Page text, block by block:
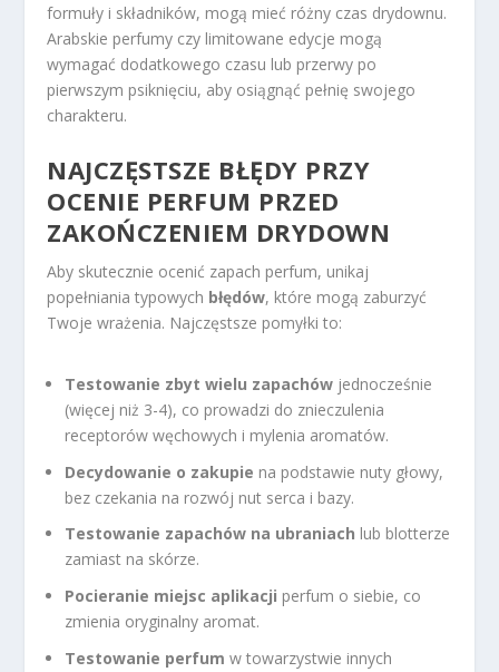
formuły i składników, mogą mieć różny czas drydownu.
Arabskie perfumy czy limitowane edycje mogą
wymagać dodatkowego czasu lub przerwy po
pierwszym psiknięciu, aby osiągnąć pełnię swojego
charakteru.
NAJCZĘSTSZE BŁĘDY PRZY
OCENIE PERFUM PRZED
ZAKOŃCZENIEM DRYDOWN
Aby skutecznie ocenić zapach perfum, unikaj
popełniania typowych błędów, które mogą zaburzyć
Twoje wrażenia. Najczęstsze pomyłki to:
Testowanie zbyt wielu zapachów jednocześnie
(więcej niż 3-4), co prowadzi do znieczulenia
receptorów węchowych i mylenia aromatów.
Decydowanie o zakupie na podstawie nuty głowy,
bez czekania na rozwój nut serca i bazy.
Testowanie zapachów na ubraniach lub blotterze
zamiast na skórze.
Pocieranie miejsc aplikacji perfum o siebie, co
zmienia oryginalny aromat.
Testowanie perfum w towarzystwie innych